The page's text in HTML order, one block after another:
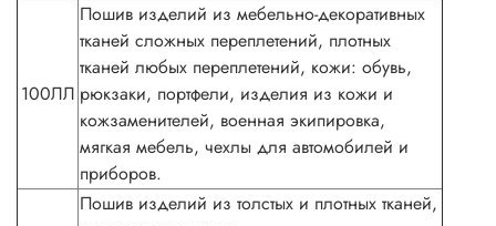
100ЛЛ
Пошив изделий из мебельно-декоративных
тканей сложных переплетений, плотных
тканей любых переплетений, кожи: обувь,
рюкзаки, портфели, изделия из кожи и
кожзаменителей, военная экипировка,
мягкая мебель, чехлы для автомобилей и
приборов.
Пошив изделий из толстых и плотных тканей,